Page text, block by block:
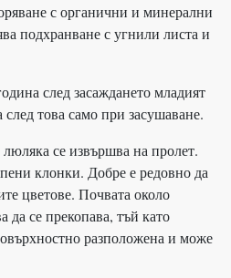
с органични и минерални
подхранване с угнили листа и
след засаждането младият
това само при засушаване.
се извършва на пролет.
клонки. Добре е редовно да
цветове. Почвата около
да се прекопава, тъй като
разположена и може